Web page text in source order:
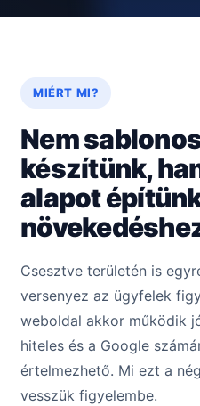
MIÉRT MI?
Nem
készítünk,
alapot
Csesztve területén is
versenyez az ügyfelek
weboldal akkor működik
hiteles és a Google
értelmezhető. Mi ezt a
vesszük figyelembe.